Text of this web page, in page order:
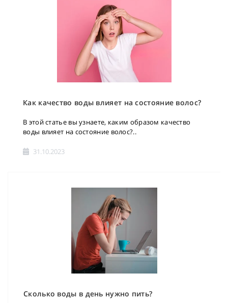
Как качество воды влияет на состояние волос?
В этой статье вы узнаете, каким образом качество
воды влияет на состояние волос?..
31.10.2023
Сколько воды в день нужно пить?